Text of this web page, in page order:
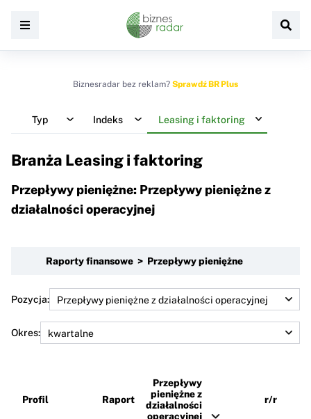
Biznesradar bez reklam? Sprawdź BR Plus
Typ Indeks Leasing i faktoring
Branża Leasing i faktoring
Przepływy pieniężne: Przepływy pieniężne z
działalności operacyjnej
Raporty finansowe > Przepływy pieniężne
Pozycja:
Okres:
Profil Raport
Przepływy
pieniężne z
działalności
operacyjnej
r/r